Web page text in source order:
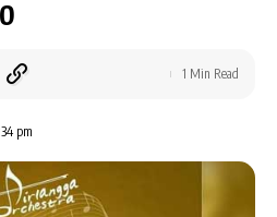
pm
1 Min Read